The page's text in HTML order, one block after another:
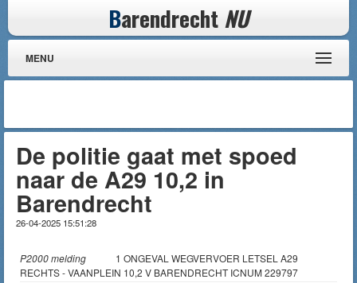
Barendrecht NU
MENU
De politie gaat met spoed
naar de A29 10,2 in
Barendrecht
26-04-2025 15:51:28
P2000 melding
1 ONGEVAL WEGVERVOER LETSEL A29
RECHTS - VAANPLEIN 10,2 V BARENDRECHT ICNUM 229797